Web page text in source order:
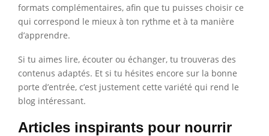
formats complémentaires, afin que tu puisses choisir ce
qui correspond le mieux à ton rythme et à ta manière
d’apprendre.
Si tu aimes lire, écouter ou échanger, tu trouveras des
contenus adaptés. Et si tu hésites encore sur la bonne
porte d’entrée, c’est justement cette variété qui rend le
blog intéressant.
Articles inspirants pour nourrir